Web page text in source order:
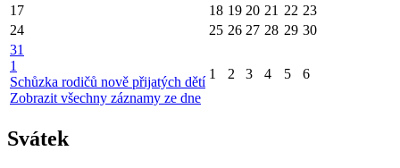
17
18 19 20 21 22 23
24
25 26 27 28 29 30
31
1
Schůzka rodičů nově přijatých dětí
Zobrazit všechny záznamy ze dne
1 2 3 4 5 6
Svátek